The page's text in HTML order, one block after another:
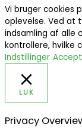
Vi bruger cookies
oplevelse. Ved at
indsamling af alle
kontrollere, hvilke
Indstillinger
LUK
Privacy